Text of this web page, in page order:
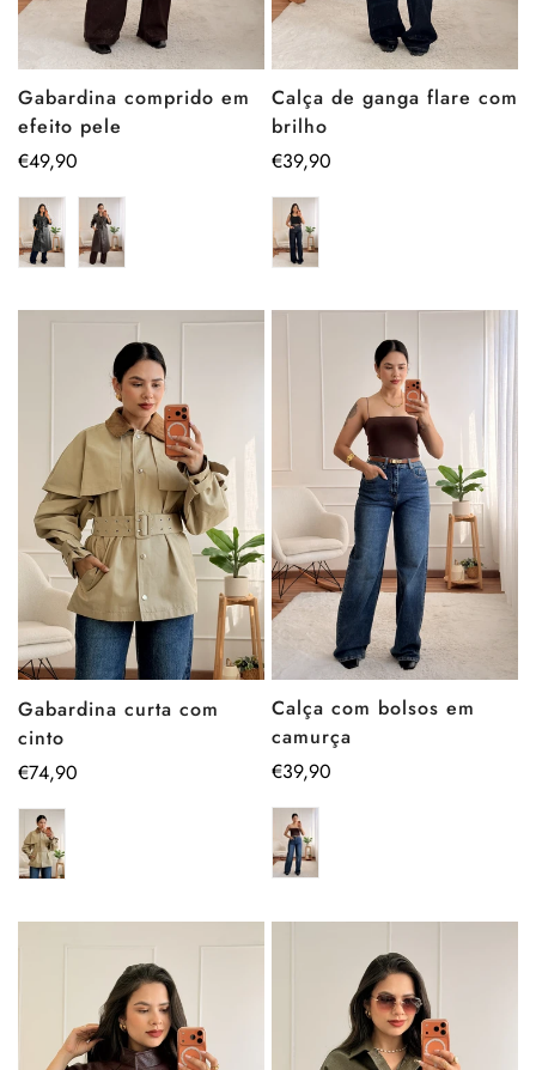
Gabardina comprido em
efeito pele
Preço
€49,90
Calça de ganga flare com
brilho
Preço
€39,90
Gabardina curta com
cinto
Preço
€74,90
Calça com bolsos em
camurça
Preço
€39,90